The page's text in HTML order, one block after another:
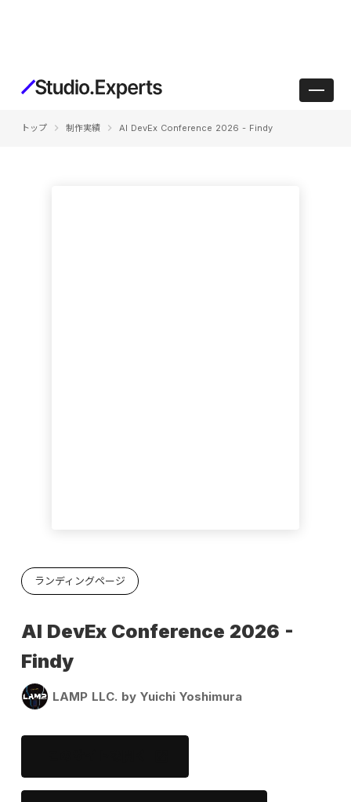
トップ keyboard_arrow_right 制作実績 keyboard_arrow_right AI DevEx Conference 2026 - Findy
ランディングページ
AI DevEx Conference 2026 -
Findy
LAMP LLC. by Yuichi Yoshimura